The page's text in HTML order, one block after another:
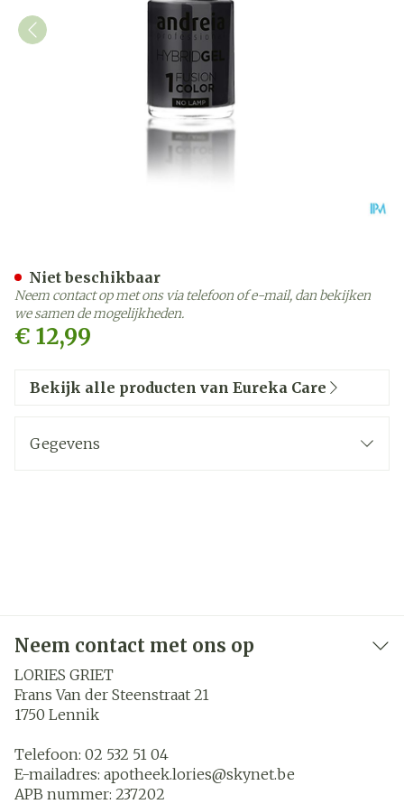
€ 12,99
Niet beschikbaar
Neem contact op met ons via telefoon of e-mail, dan bekijken
we samen de mogelijkheden.
Bekijk alle producten van Eureka Care
Gegevens
Neem contact met ons op
LORIES GRIET
Frans Van der Steenstraat 21
1750 Lennik
Telefoon: 02 532 51 04
E-mailadres: apotheek.lories@skynet.be
APB nummer: 237202